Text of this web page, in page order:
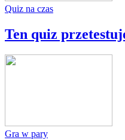
Quiz na czas
Ten quiz
Gra w pary